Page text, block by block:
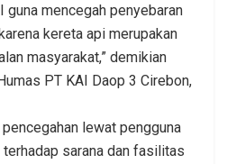
guna mencegah penyebaran
kereta api merupakan
masyarakat,” demikian
PT KAI Daop 3 Cirebon,
lewat pengguna
terhadap sarana dan fasilitas